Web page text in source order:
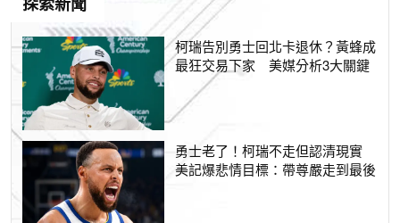
探索新聞
柯瑞告別勇士回北卡退休？黃蜂成
最狂交易下家 美媒分析3大關鍵
勇士老了！柯瑞不走但認清現實
美記爆悲情目標：帶尊嚴走到最後